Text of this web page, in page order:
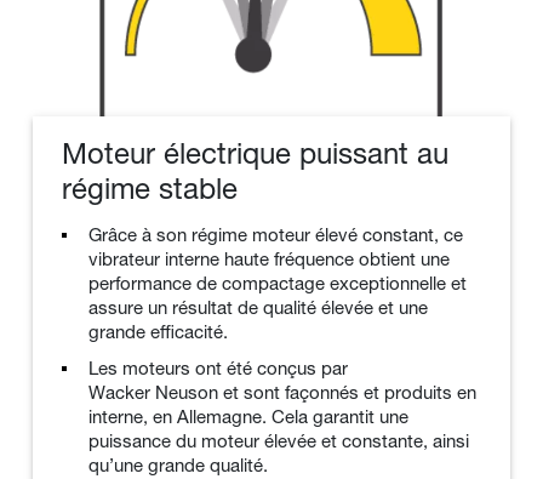
Moteur électrique puissant au
régime stable
Grâce à son régime moteur élevé constant, ce
vibrateur interne haute fréquence obtient une
performance de compactage exceptionnelle et
assure un résultat de qualité élevée et une
grande efficacité.
Les moteurs ont été conçus par
Wacker Neuson et sont façonnés et produits en
interne, en Allemagne. Cela garantit une
puissance du moteur élevée et constante, ainsi
qu’une grande qualité.